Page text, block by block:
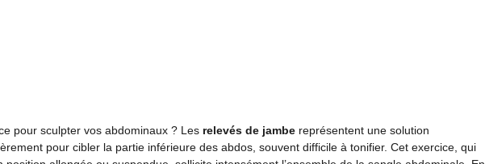
pour sculpter vos abdominaux ? Les relevés de jambe représentent une solution
pour cibler la partie inférieure des abdos, souvent difficile à tonifier. Cet exercice, qui